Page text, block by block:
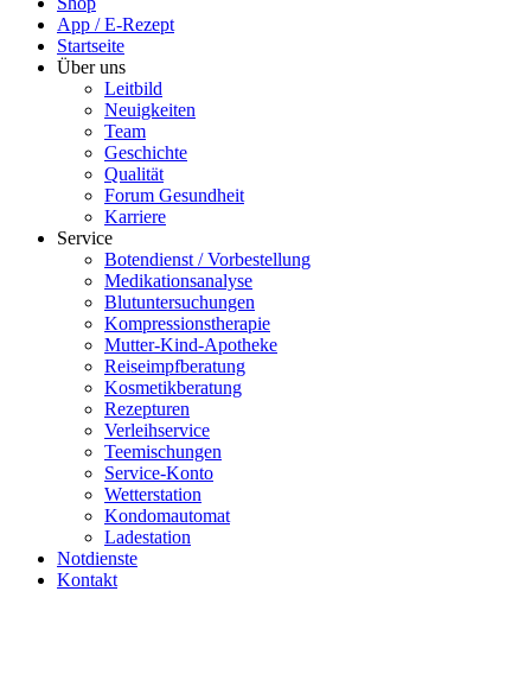
App / E-Rezept
Startseite
Über uns
Leitbild
Neuigkeiten
Team
Geschichte
Qualität
Forum Gesundheit
Karriere
Service
Botendienst / Vorbestellung
Medikationsanalyse
Blutuntersuchungen
Kompressionstherapie
Mutter-Kind-Apotheke
Reiseimpfberatung
Kosmetikberatung
Rezepturen
Verleihservice
Teemischungen
Service-Konto
Wetterstation
Kondomautomat
Ladestation
Notdienste
Kontakt